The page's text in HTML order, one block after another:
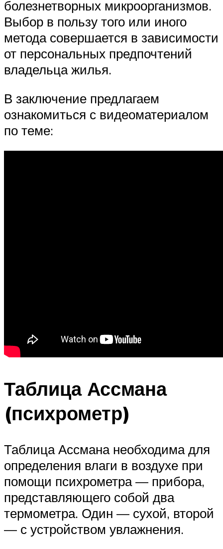
болезнетворных микроорганизмов.
Выбор в пользу того или иного
метода совершается в зависимости
от персональных предпочтений
владельца жилья.
В заключение предлагаем
ознакомиться с видеоматериалом
по теме:
Таблица Ассмана
(психрометр)
Таблица Ассмана необходима для
определения влаги в воздухе при
помощи психрометра — прибора,
представляющего собой два
термометра. Один — сухой, второй
— с устройством увлажнения.